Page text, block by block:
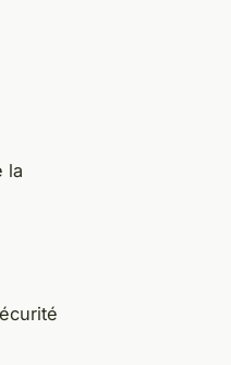
la